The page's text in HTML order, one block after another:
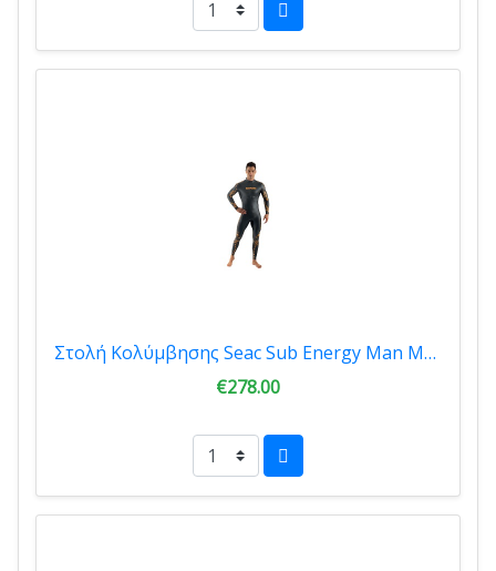
Στολή Κολύμβησης Seac Sub Energy Man Muta 2mm 0010190280105
€278.00